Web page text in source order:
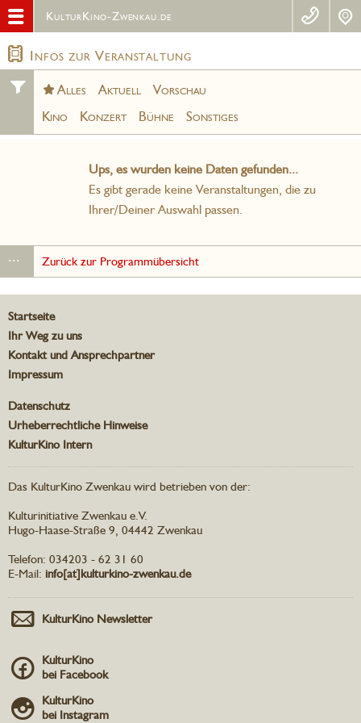
KulturKino-Zwenkau.de
Infos zur Veranstaltung
Alles Aktuell
Vorschau
Kino
Konzert Bühne Sonstiges
Ups, es wurden keine Daten gefunden...
Es gibt gerade keine Veranstaltungen, die zu
Ihrer/Deiner Auswahl passen.
... Zurück zur Programmübersicht
Startseite
Ihr Weg zu uns
Kontakt und Ansprechpartner
Impressum
Datenschutz
Urheberrechtliche Hinweise
KulturKino Intern
Das KulturKino Zwenkau wird betrieben von der:
Kulturinitiative Zwenkau e.V.
Hugo-Haase-Straße 9, 04442 Zwenkau
Telefon: 034203 - 62 31 60
E-Mail: info[at]kulturkino-zwenkau.de
KulturKino Newsletter
KulturKino
bei Facebook
KulturKino
bei Instagram